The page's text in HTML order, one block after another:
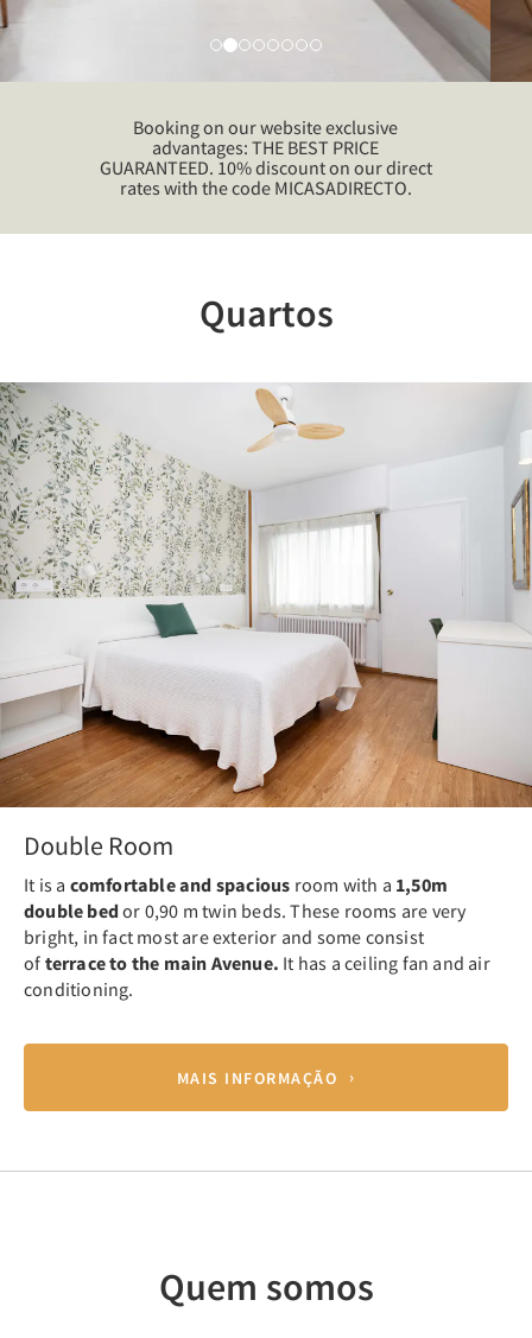
Booking on our website exclusive
advantages: THE BEST PRICE
GUARANTEED. 10% discount on our direct
rates with the code MICASADIRECTO.
Quartos
Double Room
It is a comfortable and spacious room with a 1,50m
double bedor 0,90 m twin beds. These rooms are very
bright, in fact most are exterior and some consist
of terrace to the main Avenue. It has a ceiling fan and air
conditioning.
MAIS INFORMAÇÃO
Previous
Quem somos